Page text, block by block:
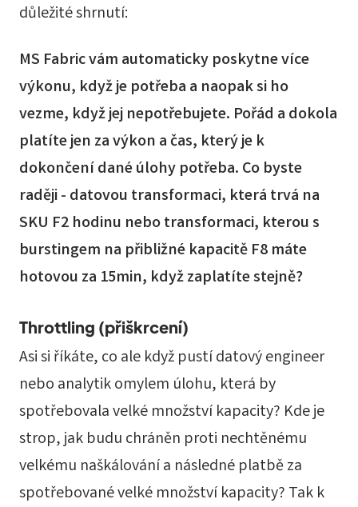
důležité shrnutí:
MS Fabric vám automaticky poskytne více
výkonu, když je potřeba a naopak si ho
vezme, když jej nepotřebujete. Pořád a dokola
platíte jen za výkon a čas, který je k
dokončení dané úlohy potřeba. Co byste
raději - datovou transformaci, která trvá na
SKU F2 hodinu nebo transformaci, kterou s
burstingem na přibližné kapacitě F8 máte
hotovou za 15min, když zaplatíte stejně?
Throttling (přiškrcení)
Asi si říkáte, co ale když pustí datový engineer
nebo analytik omylem úlohu, která by
spotřebovala velké množství kapacity? Kde je
strop, jak budu chráněn proti nechtěnému
velkému naškálování a následné platbě za
spotřebované velké množství kapacity? Tak k